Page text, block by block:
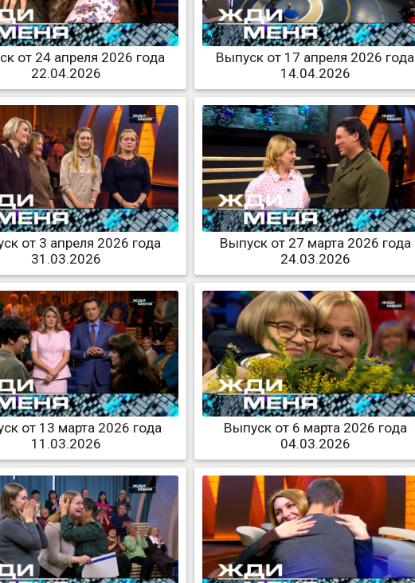
от 24 апреля 2026 года
22.04.2026
Выпуск от 17 апреля 2026 года
14.04.2026
от 3 апреля 2026 года
31.03.2026
Выпуск от 27 марта 2026 года
24.03.2026
от 13 марта 2026 года
11.03.2026
Выпуск от 6 марта 2026 года
04.03.2026